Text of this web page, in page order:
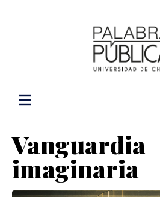
Vanguardia
imaginaria